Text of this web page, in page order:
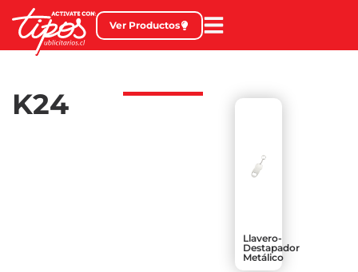
Ver Productos
K24
Llavero-
Destapador
Metálico